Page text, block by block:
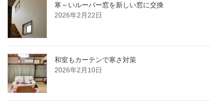
寒～いルーバー窓を新しい窓に交換
2026年2月22日
和室もカーテンで寒さ対策
2026年2月10日